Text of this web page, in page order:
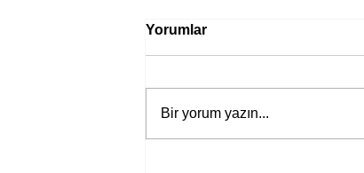
Yorumlar
Bir yorum yazın...